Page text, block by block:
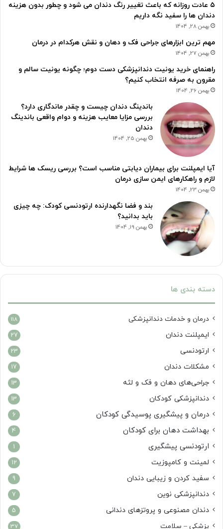
۵ عادت روزانه که باعث تغییر رنگ دندان می شود و چطور بدون هزینه
دندان ها را سفید نگه داریم
بهمن 28, 1404
مهم ترین ابزارهای جراحی فک و دهان و نقش هرکدام در درمان
بهمن 27, 1404
راهنمای خرید یونیت دندانپزشکی دست دوم؛ چگونه یونیت سالم و
مقرون به صرفه انتخاب کنیم؟
بهمن 26, 1404
باندینگ دندان چیست و چقدر ماندگاری دارد؟
بررسی مزایا معایب هزینه و دوام واقعی باندینگ
دندان
بهمن 25, 1404
آیا ایمپلنت برای بیماران دیابتی مناسب است؟ بررسی ریسک ها شرایط
لازم و راهکارهای ایمن سازی درمان
بهمن 23, 1404
بند و فضا نگهدارنده ارتودنسی کودک: چه چیزی
باید بدانید؟
بهمن 19, 1404
دسته بندی ها
درمان‌ و خدمات دندانپزشکی 118
ایمپلنت دندان 27
ارتودنسی 23
مشکلات دندان 17
جراحی‌های دهان و فک و لثه 13
دندانپزشکی کودکان 13
درمان و پیشگیری پوسیدگی کودکان 6
بهداشت دهان برای کودکان 4
ارتودنسی پیشگیری 1
لمینت و کامپوزیت 12
سفید کردن و زیبایی دندان 9
دندانپزشکی نوین 7
دندان مصنوعی و پروتزهای دندانی 5
پزشکی – سلامت 37